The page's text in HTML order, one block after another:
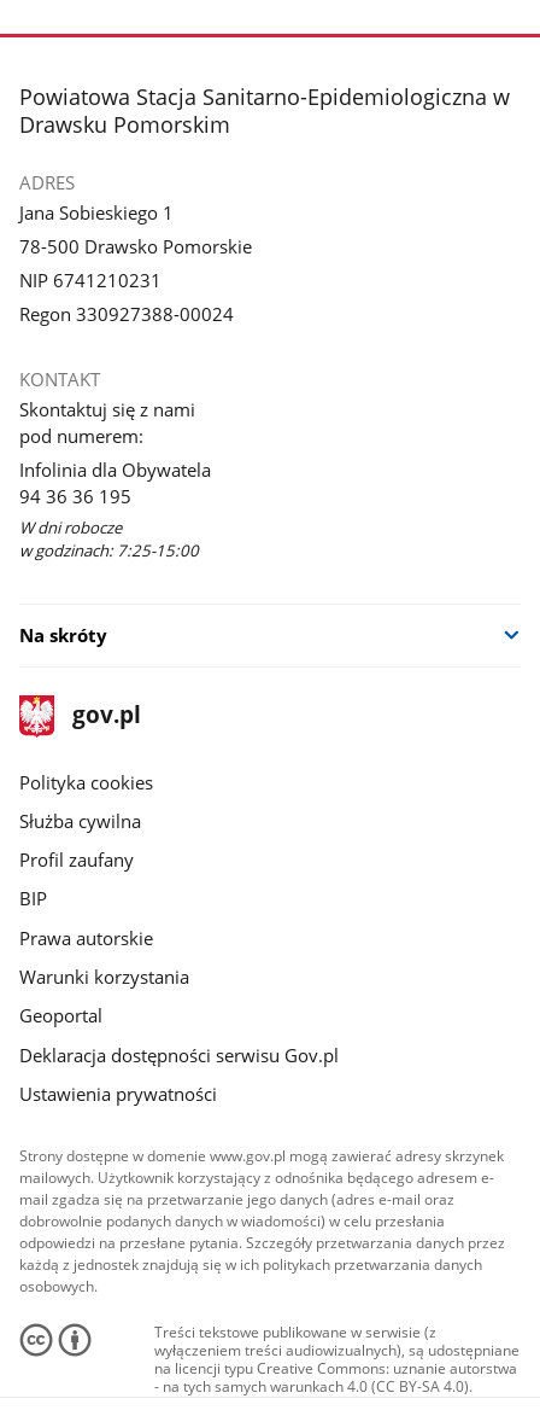
stopka
Powiatowa Stacja Sanitarno-Epidemiologiczna w
Drawsku Pomorskim
ADRES
Jana Sobieskiego 1
78-500 Drawsko Pomorskie
NIP 6741210231
Regon 330927388-00024
KONTAKT
Skontaktuj się z nami
pod numerem:
Infolinia dla Obywatela
94 36 36 195
W dni robocze
w godzinach: 7:25-15:00
Na skróty
stopka
gov.pl
Strona
gov.pl
gov.pl
Polityka cookies
Służba cywilna
Profil zaufany
BIP
Prawa autorskie
Warunki korzystania
Geoportal
Deklaracja dostępności serwisu Gov.pl
Ustawienia prywatności
Strony dostępne w domenie www.gov.pl mogą zawierać adresy skrzynek
mailowych. Użytkownik korzystający z odnośnika będącego adresem e-
mail zgadza się na przetwarzanie jego danych (adres e-mail oraz
dobrowolnie podanych danych w wiadomości) w celu przesłania
odpowiedzi na przesłane pytania. Szczegóły przetwarzania danych przez
każdą z jednostek znajdują się w ich politykach przetwarzania danych
osobowych.
Treści tekstowe publikowane w serwisie (z
wyłączeniem treści audiowizualnych), są udostępniane
na licencji typu Creative Commons: uznanie autorstwa
- na tych samych warunkach 4.0 (CC BY-SA 4.0).
Materiały audiowizualne, w tym zdjęcia, materiały